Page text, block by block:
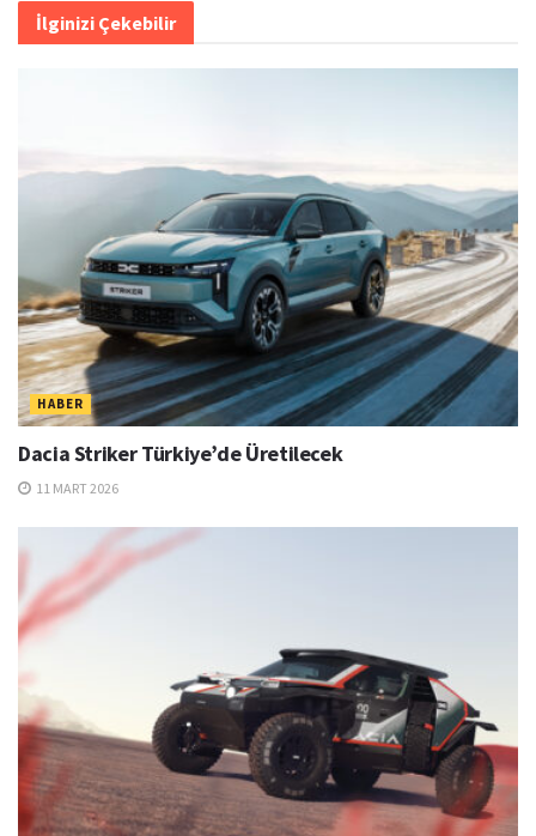
İlginizi Çekebilir
HABER
Dacia Striker Türkiye’de Üretilecek
11 MART 2026